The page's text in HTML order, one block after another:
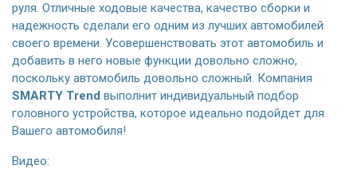
руля. Отличные ходовые качества, качество сборки и
надежность сделали его одним из лучших автомобилей
своего времени. Усовершенствовать этот автомобиль и
добавить в него новые функции довольно сложно,
поскольку автомобиль довольно сложный. Компания
SMARTY Trend выполнит индивидуальный подбор
головного устройства, которое идеально подойдет для
Вашего автомобиля!
Видео: